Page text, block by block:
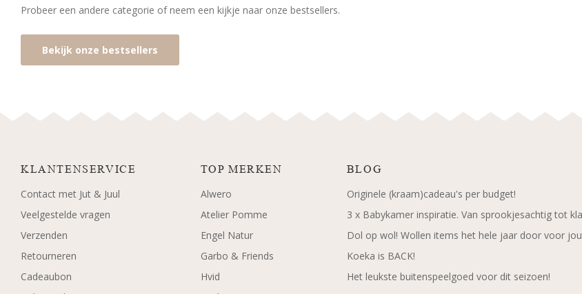
Probeer een andere categorie of neem een kijkje naar onze bestsellers.
Bekijk onze bestsellers
KLANTENSERVICE
Contact met Jut & Juul
Veelgestelde vragen
Verzenden
Retourneren
Cadeaubon
TOP MERKEN
Alwero
Atelier Pomme
Engel Natur
Garbo & Friends
Hvid
BLOG
Originele (kraam)cadeau's per budget!
3 x Babykamer inspiratie. Van sprookjesachtig tot
Dol op wol! Wollen items het hele jaar door voor
Koeka is BACK!
Het leukste buitenspeelgoed voor dit seizoen!